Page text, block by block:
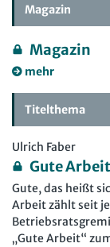
Magazin
Magazin
mehr
Titelthema
Ulrich Faber
Gute
Gute, das heißt
Arbeit zählt seit
„Gute Arbeit“